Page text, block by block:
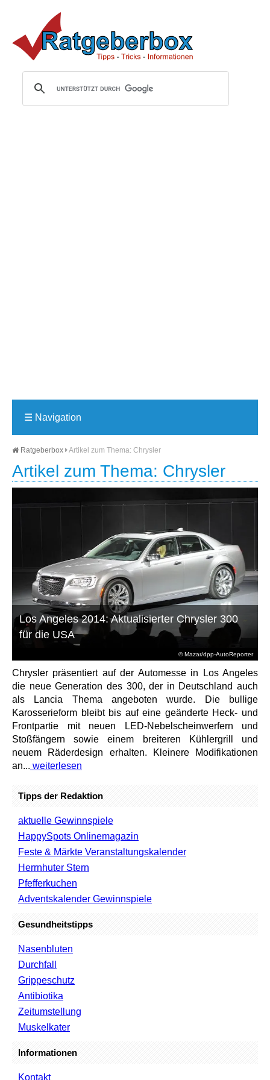
☰ Navigation
Ratgeberbox Artikel zum Thema: Chrysler
Artikel zum Thema: Chrysler
© Mazar/dpp-AutoReporter
Los Angeles 2014: Aktualisierter Chrysler 300
für die USA
Chrysler präsentiert auf der Automesse in Los Angeles
die neue Generation des 300, der in Deutschland auch
als Lancia Thema angeboten wurde. Die bullige
Karosserieform bleibt bis auf eine geänderte Heck- und
Frontpartie mit neuen LED-Nebelscheinwerfern und
Stoßfängern sowie einem breiteren Kühlergrill und
neuem Räderdesign erhalten. Kleinere Modifikationen
an... weiterlesen
Tipps der Redaktion
aktuelle Gewinnspiele
HappySpots Onlinemagazin
Feste & Märkte Veranstaltungskalender
Herrnhuter Stern
Pfefferkuchen
Adventskalender Gewinnspiele
Gesundheitstipps
Nasenbluten
Durchfall
Grippeschutz
Antibiotika
Zeitumstellung
Muskelkater
Informationen
Kontakt